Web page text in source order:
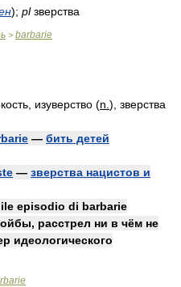
); pl зверства
> barbarie
изуверство (n. ), зверства
— бить детей
— зверства нацистов и
episodio di barbarie
расстрел ни в чём не
идеологического